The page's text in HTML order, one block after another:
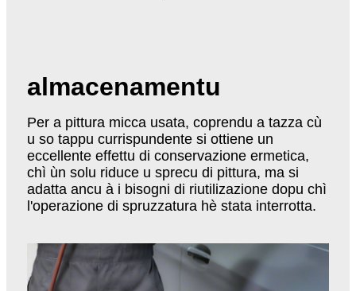
almacenamentu
Per a pittura micca usata, coprendu a tazza cù
u so tappu currispundente si ottiene un
eccellente effettu di conservazione ermetica,
chì ùn solu riduce u sprecu di pittura, ma si
adatta ancu à i bisogni di riutilizazione dopu chì
l'operazione di spruzzatura hè stata interrotta.